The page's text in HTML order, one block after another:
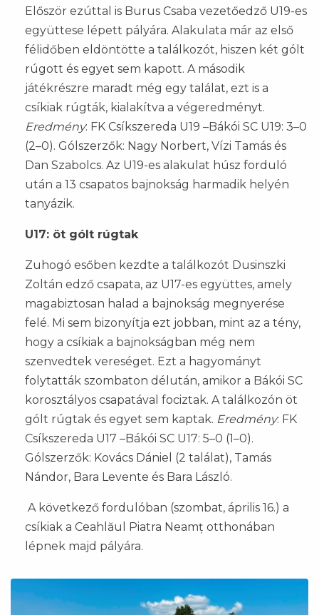
Először ezúttal is Burus Csaba vezetőedző U19-es
együttese lépett pályára. Alakulata már az első
félidőben eldöntötte a találkozót, hiszen két gólt
rúgott és egyet sem kapott. A második
játékrészre maradt még egy találat, ezt is a
csíkiak rúgták, kialakítva a végeredményt.
Eredmény: FK Csíkszereda U19 –Bákói SC U19: 3–0
(2–0). Gólszerzők: Nagy Norbert, Vízi Tamás és
Dan Szabolcs. Az U19-es alakulat húsz forduló
után a 13 csapatos bajnokság harmadik helyén
tanyázik.
U17: öt gólt rúgtak
Zuhogó esőben kezdte a találkozót Dusinszki
Zoltán edző csapata, az U17-es együttes, amely
magabiztosan halad a bajnokság megnyerése
felé. Mi sem bizonyítja ezt jobban, mint az a tény,
hogy a csíkiak a bajnokságban még nem
szenvedtek vereséget. Ezt a hagyományt
folytatták szombaton délután, amikor a Bákói SC
korosztályos csapatával fociztak. A találkozón öt
gólt rúgtak és egyet sem kaptak. Eredmény: FK
Csíkszereda U17 –Bákói SC U17: 5–0 (1–0).
Gólszerzők: Kovács Dániel (2 találat), Tamás
Nándor, Bara Levente és Bara László.
A következő fordulóban (szombat, április 16.) a
csíkiak a Ceahlăul Piatra Neamț otthonában
lépnek majd pályára.